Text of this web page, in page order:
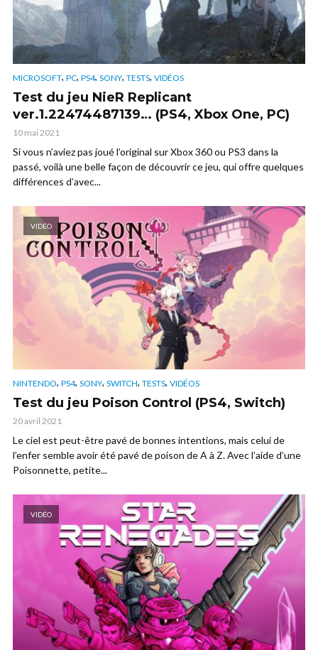
MICROSOFT, PC, PS4, SONY, TESTS, VIDÉOS
Test du jeu NieR Replicant
ver.1.22474487139… (PS4, Xbox One, PC)
10 mai 2021
Si vous n’aviez pas joué l’original sur Xbox 360 ou PS3 dans la
passé, voilà une belle façon de découvrir ce jeu, qui offre quelques
différences d’avec...
VIDÉO
NINTENDO, PS4, SONY, SWITCH, TESTS, VIDÉOS
Test du jeu Poison Control (PS4, Switch)
20 avril 2021
Le ciel est peut-être pavé de bonnes intentions, mais celui de
l’enfer semble avoir été pavé de poison de A à Z. Avec l’aide d’une
Poisonnette, petite...
VIDÉO